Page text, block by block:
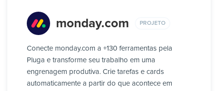
monday.com PROJETO
Conecte monday.com a +130 ferramentas pela
Pluga e transforme seu trabalho em uma
engrenagem produtiva. Crie tarefas e cards
automaticamente a partir do que acontece em